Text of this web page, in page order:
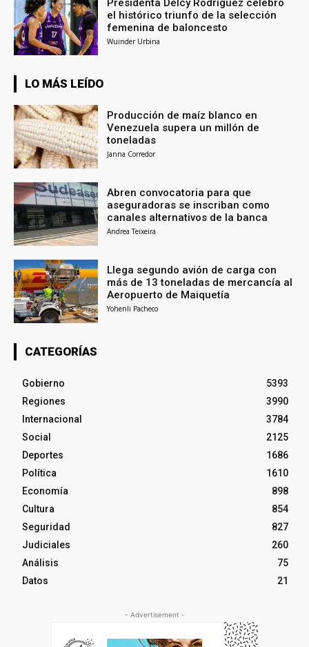
el histórico triunfo de la selección
femenina de baloncesto
Wuinder Urbina
LO MÁS LEÍDO
Producción de maíz blanco en
Venezuela supera un millón de
toneladas
Janna Corredor
Abren convocatoria para que
aseguradoras se inscriban como
canales alternativos de la banca
Andrea Teixeira
Llega segundo avión de carga con
más de 13 toneladas de mercancía al
Aeropuerto de Maiquetía
Yohenli Pacheco
CATEGORÍAS
Gobierno
5393
Regiones
3990
Internacional
3784
Social
2125
Deportes
1686
Política
1610
Economía
898
Cultura
854
Seguridad
827
Judiciales
260
Análisis
75
Datos
21
- Advertisement -